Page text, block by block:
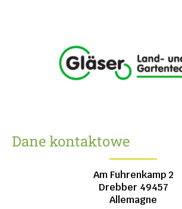
Dane kontaktowe
Am Fuhrenkamp 2
Drebber 49457
Allemagne